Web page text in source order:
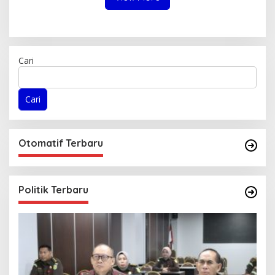
Cari
Cari
Otomatif Terbaru
Politik Terbaru